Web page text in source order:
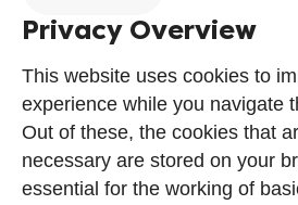
Privacy Overview
This website uses cookies to
experience while you navigate
Out of these, the cookies that
necessary are stored on your
essential for the working of